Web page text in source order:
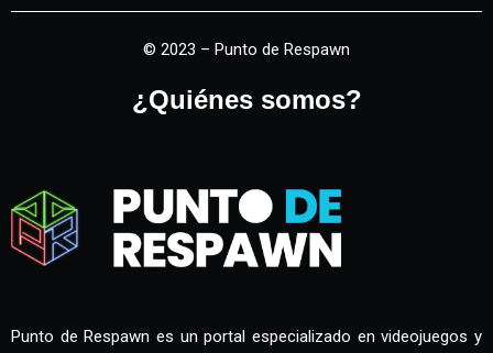
© 2023 – Punto de Respawn
¿Quiénes somos?
Punto de Respawn es un portal especializado en videojuegos y